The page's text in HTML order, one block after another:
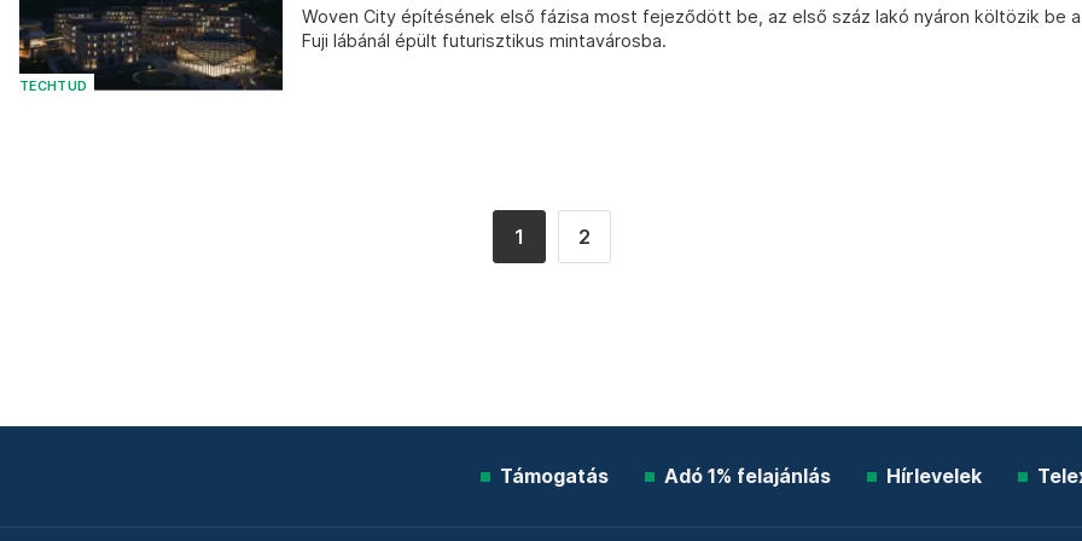
TECHTUD
Woven City építésének első fázisa most fejeződött be, az első száz lakó nyáron költözik be a
Fuji lábánál épült futurisztikus mintavárosba.
1 2
Támogatás Adó 1% felajánlás Hírlevelek